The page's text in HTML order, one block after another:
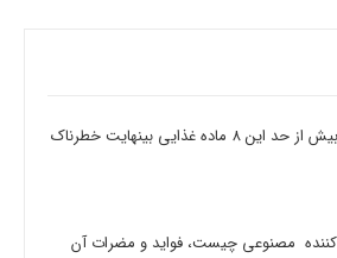
مصرف بیش از حد این 8 ماده غذایی بینهایت خطرناک
مصنوعی چیست، فواید و مضرات آن